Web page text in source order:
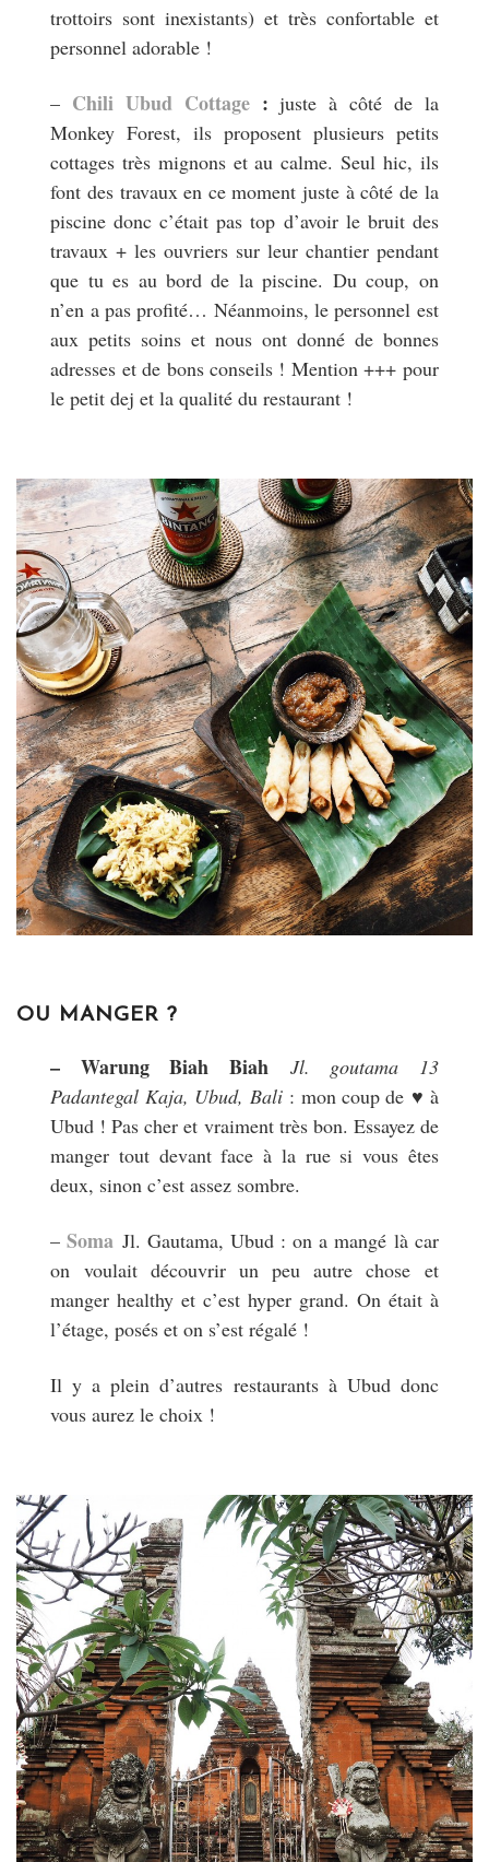
trottoirs sont inexistants) et très confortable et
personnel adorable !
– Chili Ubud Cottage:juste à côté de la
Monkey Forest, ils proposent plusieurs petits
cottages très mignons et au calme. Seul hic, ils
font des travaux en ce moment juste à côté de la
piscine donc c’était pas top d’avoir le bruit des
travaux + les ouvriers sur leur chantier pendant
que tu es au bord de la piscine. Du coup, on
n’en a pas profité… Néanmoins, le personnel est
aux petits soins et nous ont donné de bonnes
adresses et de bons conseils ! Mention +++ pour
le petit dej et la qualité du restaurant !
OU MANGER ?
– Warung Biah Biah Jl. goutama 13
Padantegal Kaja, Ubud, Bali: mon coup de ♥ à
Ubud ! Pas cher et vraiment très bon. Essayez de
manger tout devant face à la rue si vous êtes
deux, sinon c’est assez sombre.
–Soma Jl. Gautama, Ubud : on a mangé là car
on voulait découvrir un peu autre chose et
manger healthy et c’est hyper grand. On était à
l’étage, posés et on s’est régalé !
Il y a plein d’autres restaurants à Ubud donc
vous aurez le choix !